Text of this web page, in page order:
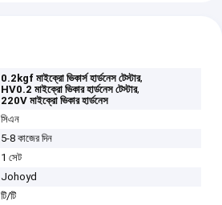
0.2kgf মাইক্রো ভিকার্স হার্ডনেস টেস্টার,
HV0.2 মাইক্রো ভিকার হার্ডনেস টেস্টার,
220V মাইক্রো ভিকার হার্ডনেস
সিএন
5-8 কাজের দিন
1 সেট
Johoyd
টি/টি